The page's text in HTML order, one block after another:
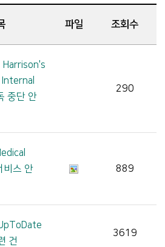
파일 조회수
Harrison's
중단 안
290
비스 안
889
건
3619